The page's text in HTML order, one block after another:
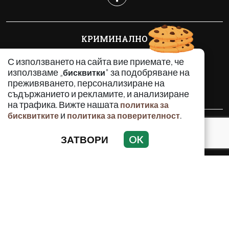
С използването на сайта вие приемате, че
използваме „бисквитки" за подобряване на
преживяването, персонализиране на
съдържанието и рекламите, и анализиране
на трафика. Вижте нашата политика за
бисквитките и политика за поверителност.
ЗАТВОРИ OK
КРИМИНАЛНО
ИНЦИДЕНТИ
АНАЛИЗИ
ПО СВЕТА
ВОДЕЩИ ТЕМИ
Използването и публикуването на част или цялото
съдържание на Crimes.BG без разрешение на Медийна
група Асмара ЕООД е забранено.